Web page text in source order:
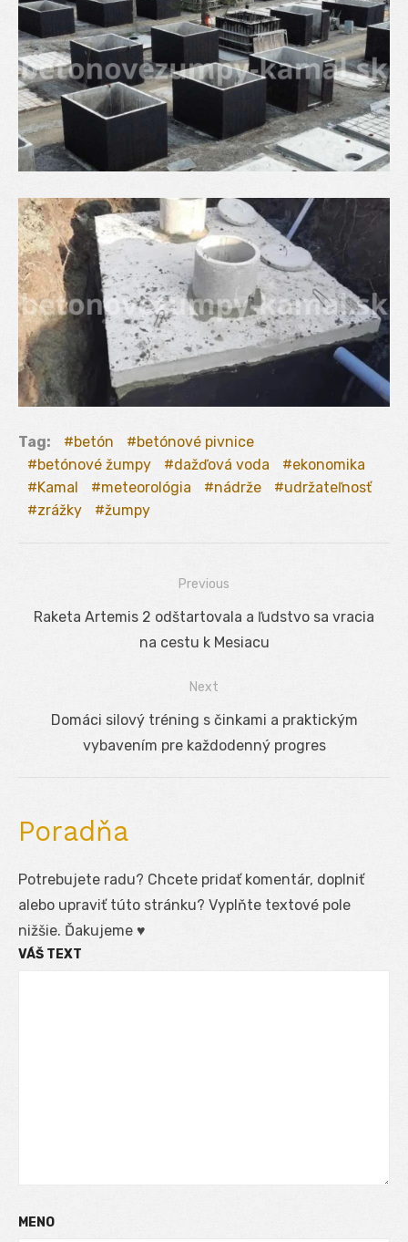
Tag: betón
betónové pivnice
betónové žumpy
dažďová voda
ekonomika
Kamal
meteorológia nádrže
udržateľnosť
zrážky
žumpy
Navigácia
Previous
Previous
Raketa Artemis 2 odštartovala a ľudstvo sa vracia
na cestu k Mesiacu
Next
NextDomáci silový tréning s činkami a praktickým
vybavením pre každodenný progres
Poradňa
Potrebujete radu? Chcete pridať komentár, doplniť
alebo upraviť túto stránku? Vyplňte textové pole
nižšie. Ďakujeme ♥
VÁŠ TEXT
MENO